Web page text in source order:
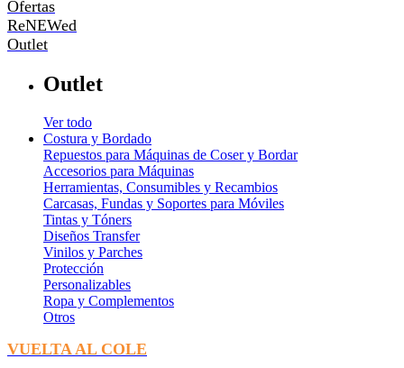
Ofertas
ReNEWed
Outlet
Outlet
Ver todo
Costura y Bordado
Repuestos para Máquinas de Coser y Bordar
Accesorios para Máquinas
Herramientas, Consumibles y Recambios
Carcasas, Fundas y Soportes para Móviles
Tintas y Tóners
Diseños Transfer
Vinilos y Parches
Protección
Personalizables
Ropa y Complementos
Otros
VUELTA AL COLE